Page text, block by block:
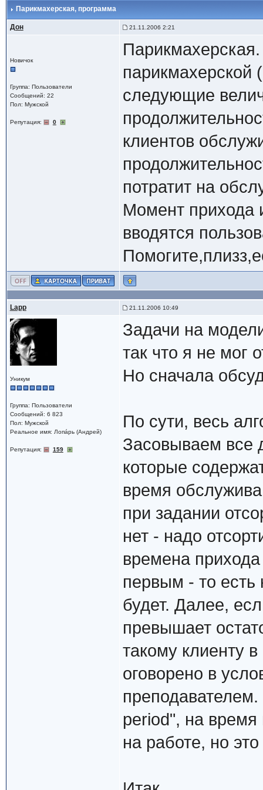
Парикмахерская, программа
Дон 21.11.2006 2:21
Новичок
Группа: Пользователи
Сообщений: 22
Пол: Мужской
Репутация: 0
парикмахерской
следующие
клиентов
потратит на
Момент прихода
вводятся
Lapp 21.11.2006 10:49
Уникум
Группа: Пользователи
Сообщений: 6 823
Пол: Мужской
Реальное имя: Лопáрь (Андрей)
Репутация: 159
Задачи на
так что я не мог
Но сначала
По сути, весь
Засовываем все
которые
время
при задании
нет - надо
времена
первым - то есть
будет. Далее,
превышает
такому клиенту
оговорено в
period", на время
на работе, но